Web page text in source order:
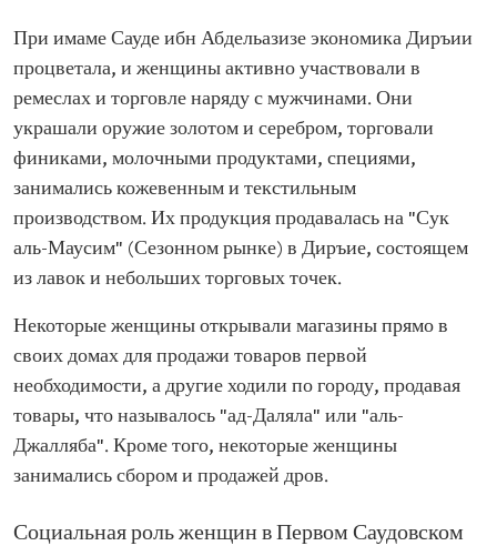
При имаме Сауде ибн Абдельазизе экономика Диръии
процветала, и женщины активно участвовали в
ремеслах и торговле наряду с мужчинами. Они
украшали оружие золотом и серебром, торговали
финиками, молочными продуктами, специями,
занимались кожевенным и текстильным
производством. Их продукция продавалась на "Сук
аль-Маусим" (Сезонном рынке) в Диръие, состоящем
из лавок и небольших торговых точек.
Некоторые женщины открывали магазины прямо в
своих домах для продажи товаров первой
необходимости, а другие ходили по городу, продавая
товары, что называлось "ад-Даляла" или "аль-
Джалляба". Кроме того, некоторые женщины
занимались сбором и продажей дров.
Социальная роль женщин в Первом Саудовском